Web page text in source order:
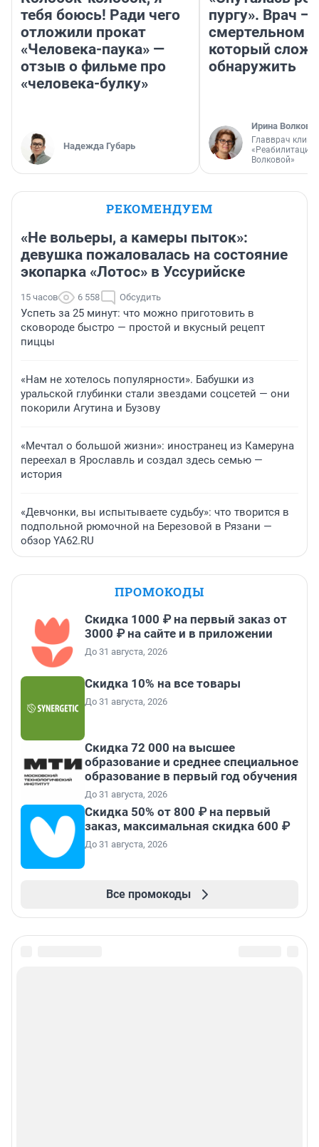
тебя боюсь! Ради чего
отложили прокат
«Человека-паука» —
отзыв о фильме про
«человека-булку»
Надежда Губарь
пургу». Врач —
смертельном
который
обнаружить
Ирина Волкова
Главврач
«Реабилитация
Волковой»
РЕКОМЕНДУЕМ
«Не вольеры, а камеры пыток»:
девушка пожаловалась на состояние
экопарка «Лотос» в Уссурийске
15 часов 6 558 Обсудить
Успеть за 25 минут: что можно приготовить в
сковороде быстро — простой и вкусный рецепт
пиццы
«Нам не хотелось популярности». Бабушки из
уральской глубинки стали звездами соцсетей — они
покорили Агутина и Бузову
«Мечтал о большой жизни»: иностранец из Камеруна
переехал в Ярославль и создал здесь семью —
история
«Девчонки, вы испытываете судьбу»: что творится в
подпольной рюмочной на Березовой в Рязани —
обзор YA62.RU
ПРОМОКОДЫ
Скидка 1000 ₽ на первый заказ от
3000 ₽ на сайте и в приложении
До 31 августа, 2026
Скидка 10% на все товары
До 31 августа, 2026
Скидка 72 000 на высшее
образование и среднее специальное
образование в первый год обучения
До 31 августа, 2026
Скидка 50% от 800 ₽ на первый
заказ, максимальная скидка 600 ₽
До 31 августа, 2026
Все промокоды